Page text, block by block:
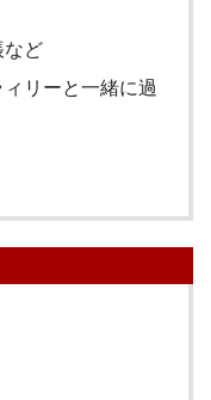
ど
リーと一緒に過